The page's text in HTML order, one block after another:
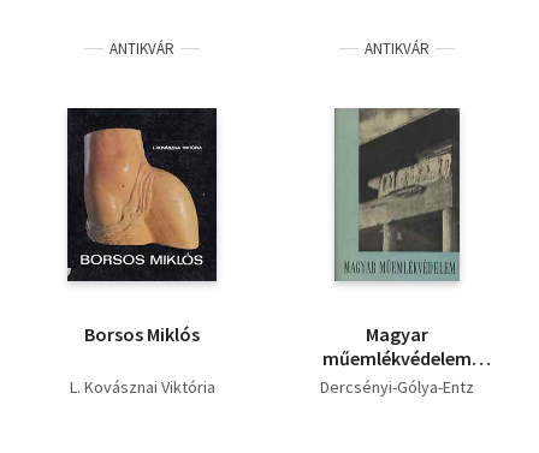
ANTIKVÁR
Borsos Miklós
L. Kovásznai Viktória
ANTIKVÁR
Magyar
műemlékvédelem
1959-1960
Dercsényi-Gólya-Entz